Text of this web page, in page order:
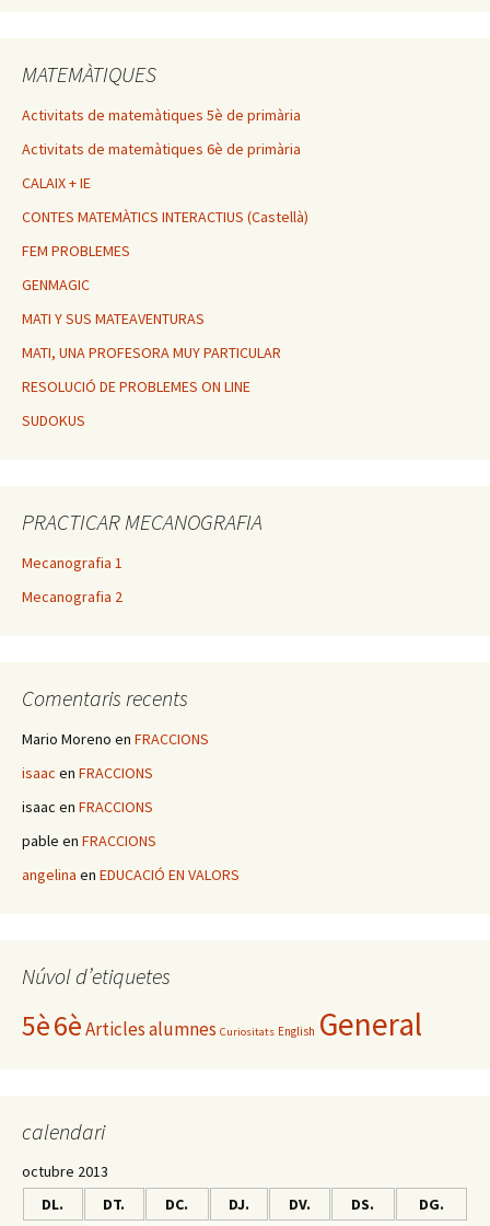
MATEMÀTIQUES
Activitats de matemàtiques 5è de primària
Activitats de matemàtiques 6è de primària
CALAIX + IE
CONTES MATEMÀTICS INTERACTIUS (Castellà)
FEM PROBLEMES
GENMAGIC
MATI Y SUS MATEAVENTURAS
MATI, UNA PROFESORA MUY PARTICULAR
RESOLUCIÓ DE PROBLEMES ON LINE
SUDOKUS
PRACTICAR MECANOGRAFIA
Mecanografia 1
Mecanografia 2
Comentaris recents
Mario Moreno en FRACCIONS
isaac en FRACCIONS
isaac en FRACCIONS
pable en FRACCIONS
angelina en EDUCACIÓ EN VALORS
Núvol d’etiquetes
5è6èArticles alumnes Curiositats English General
calendari
octubre 2013
DL.
DT. DC. DJ. DV. DS. DG.